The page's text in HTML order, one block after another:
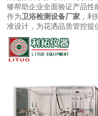
够帮助企业全面验证产品性
作为卫浴检测设备厂家 ，
准设计，为花洒品质管控提